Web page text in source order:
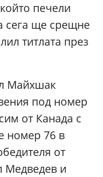
печели
сега ще срещне
титлата през
Майхшак
под номер
от Канада с
номер 76 в
от
Медведев и